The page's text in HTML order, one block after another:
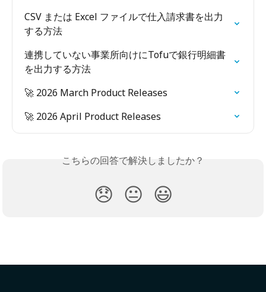
CSV または Excel ファイルで仕入請求書を出力
する方法
連携していない事業所向けにTofuで銀行明細書
を出力する方法
🚀 2026 March Product Releases
🚀 2026 April Product Releases
こちらの回答で解決しましたか？
😞 😐 😃